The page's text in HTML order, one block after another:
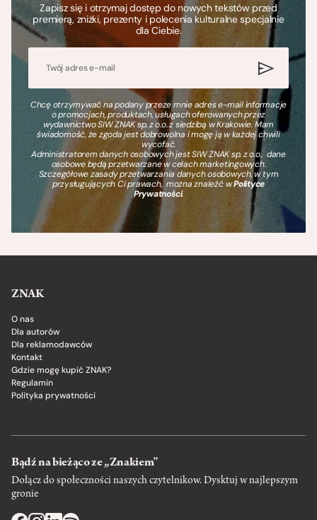
Zapisz się i otrzymaj dostęp do nowych tekstów przed
premierą, zniżki, prezenty i polecenia kulturalne specjalnie
dla Ciebie.
Chcę otrzymywać na podany przeze mnie adres e-mail informacje
o promocjach, produktach, usługach oferowanych przez
wydawnictwo SIW ZNAK sp. z o.o. z siedzibą w Krakowie. Mam
świadomość, że zgoda jest dobrowolna i mogę ją w każdej chwili
wycofać.
Administratorem danych osobowych jest SIW ZNAK sp. z o.o., dane
osobowe będą przetwarzane w celach marketingowych.
Szczegółowe zasady przetwarzania danych osobowych, w tym
przysługujących Ci prawach, można znaleźć wPolityce
Prywatności.
ZNAK
O nas
Dla autorów
Dla reklamodawców
Kontakt
Gdzie mogę kupić ZNAK?
Regulamin
Polityka prywatności
Bądź na bieżąco ze „Znakiem”
Dołącz do społeczności naszych czytelnikow. Dysktuj w najlepszym
gronie